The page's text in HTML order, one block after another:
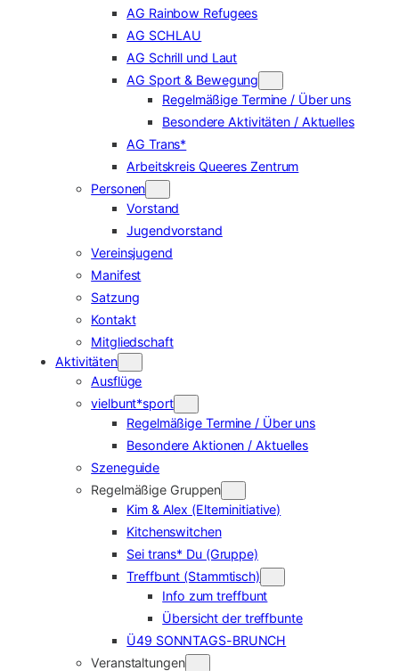
AG Rainbow Refugees
AG SCHLAU
AG Schrill und Laut
AG Sport & Bewegung
Regelmäßige Termine / Über uns
Besondere Aktivitäten / Aktuelles
AG Trans*
Arbeitskreis Queeres Zentrum
Personen
Vorstand
Jugendvorstand
Vereinsjugend
Manifest
Satzung
Kontakt
Mitgliedschaft
Aktivitäten
Ausflüge
vielbunt*sport
Regelmäßige Termine / Über uns
Besondere Aktionen / Aktuelles
Szeneguide
Regelmäßige Gruppen
Kim & Alex (Elterninitiative)
Kitchenswitchen
Sei trans* Du (Gruppe)
Treffbunt (Stammtisch)
Info zum treffbunt
Übersicht der treffbunte
Ü49 SONNTAGS-BRUNCH
Veranstaltungen